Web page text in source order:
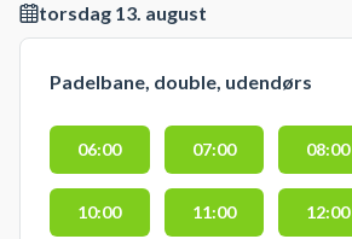
torsdag 13. august
Padelbane, double, udendørs
06:00 07:00 08:00
10:00 11:00 12:00